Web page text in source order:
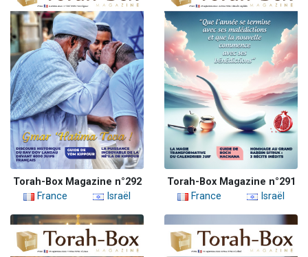
Torah-Box Magazine n°292
France
Israël
Torah-Box Magazine n°291
France
Israël